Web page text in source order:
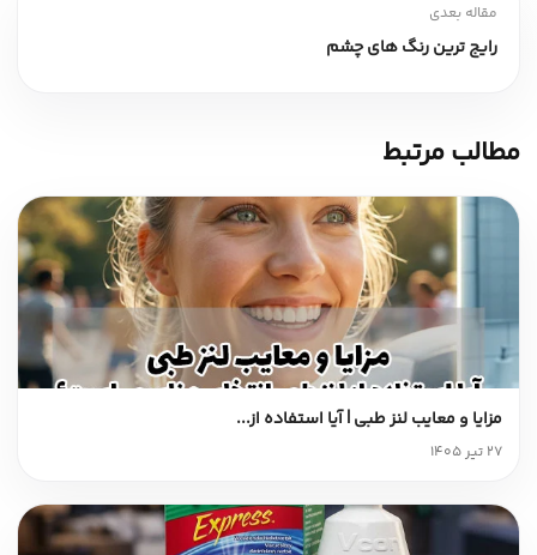
مقاله بعدی
رایج ترین رنگ های چشم
مطالب مرتبط
مزایا و معایب لنز طبی | آیا استفاده از...
27 تیر 1405